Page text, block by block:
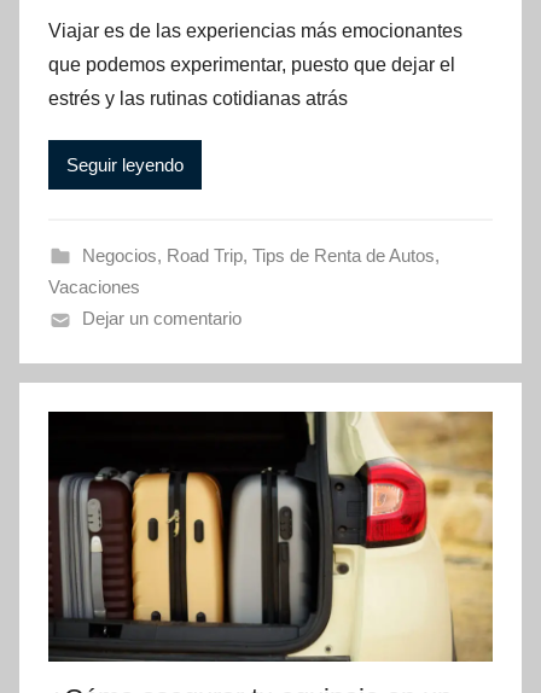
Viajar es de las experiencias más emocionantes
que podemos experimentar, puesto que dejar el
estrés y las rutinas cotidianas atrás
Seguir leyendo
Negocios, Road Trip, Tips de Renta de Autos,
Vacaciones
Dejar un comentario